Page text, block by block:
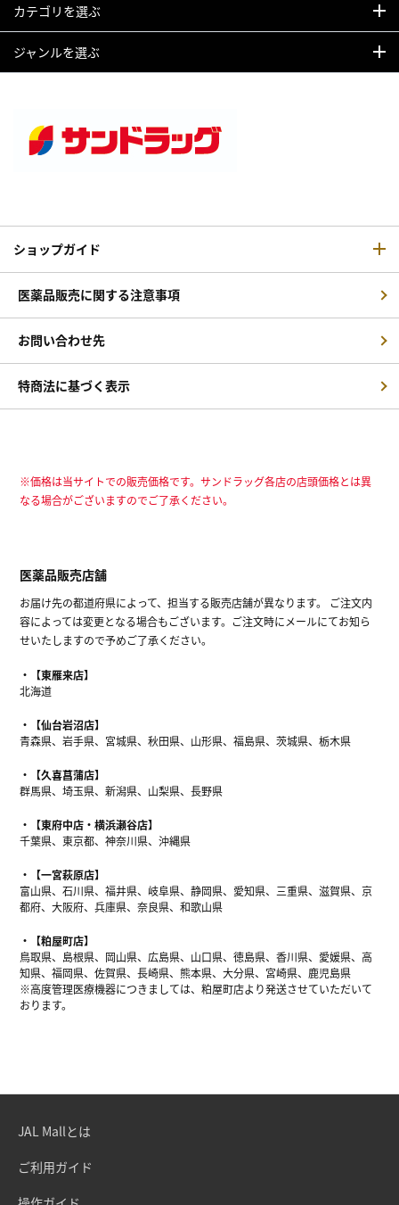
カテゴリを選ぶ
ジャンルを選ぶ
ショップガイド
医薬品販売に関する注意事項
お問い合わせ先
特商法に基づく表示
※価格は当サイトでの販売価格です。サンドラッグ各店の店頭価格とは異
なる場合がございますのでご了承ください。
医薬品販売店舗
お届け先の都道府県によって、担当する販売店舗が異なります。 ご注文内
容によっては変更となる場合もございます。ご注文時にメールにてお知ら
せいたしますので予めご了承ください。
【東雁来店】
北海道
【仙台岩沼店】
青森県、岩手県、宮城県、秋田県、山形県、福島県、茨城県、栃木県
【久喜菖蒲店】
群馬県、埼玉県、新潟県、山梨県、長野県
【東府中店・横浜瀬谷店】
千葉県、東京都、神奈川県、沖縄県
【一宮萩原店】
富山県、石川県、福井県、岐阜県、静岡県、愛知県、三重県、滋賀県、京
都府、大阪府、兵庫県、奈良県、和歌山県
【粕屋町店】
鳥取県、島根県、岡山県、広島県、山口県、徳島県、香川県、愛媛県、高
知県、福岡県、佐賀県、長崎県、熊本県、大分県、宮崎県、鹿児島県
※高度管理医療機器につきましては、粕屋町店より発送させていただいて
おります。
JAL Mallとは
ご利用ガイド